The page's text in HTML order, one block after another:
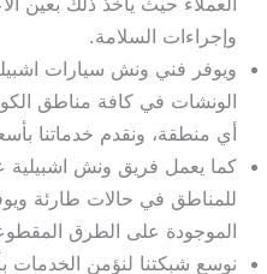
وإجراءات السلامة.
ويوفر فني ونش سيارات
الونشات في كافة مناطق
أي منطقة، ونقدم خدماتنا
كما يعمل فريق ونش اشبيلية
للمناطق في حالات طارئة
الموجودة على الطرق
نوسع شبكتنا لنؤمن